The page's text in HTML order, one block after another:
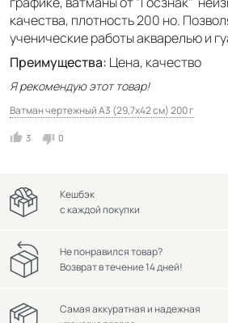
качества, плотность 200 но.
ученические работы акварелью и
Преимущества: Цена, качество
Я рекомендую этот товар!
Ватман чертежный А3 (29,7x42 см) 200 г
3 0
Кешбэк
с каждой покупки
Не понравился товар?
Возврат в течение 14 дней!
Самая аккуратная и надежная